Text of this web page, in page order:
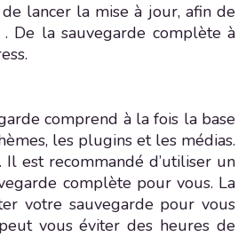
lancer la mise à jour, afin de
. De la sauvegarde complète à
comprend à la fois la base
les plugins et les médias.
est recommandé d’utiliser un
complète pour vous. La
votre sauvegarde pour vous
vous éviter des heures de